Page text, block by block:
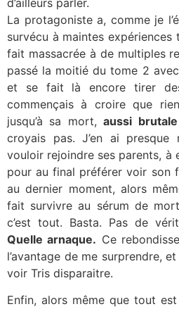
La protagoniste a, comme je
survécu à maintes expériences
fait massacrée à de multiples
passé la moitié du tome 2 avec
et se fait là encore tirer
commençais à croire que
jusqu’à sa mort,aussi
croyais pas. J’en ai
vouloir rejoindre ses parents, à
pour au final préférer voir son
au dernier moment, alors
fait survivre au sérum de
c’est tout. Basta. Pas de
Quelle arnaque. Ce
l’avantage de me surprendre,
voir Tris disparaitre.
Enfin, alors même que tout